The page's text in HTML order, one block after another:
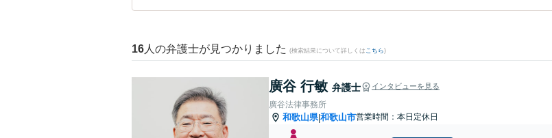
16 人の弁護士が見つかりました (検索結果について詳しくは こちら)
廣谷 行敏 弁護士 インタビューを見る
廣谷法律事務所
和歌山県|和歌山市営業時間：本日定休日